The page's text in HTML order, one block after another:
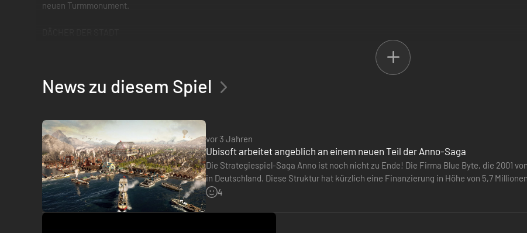
neuen Turmmonument.
Ändere mit dem Bau der ersten Wolkenkratzer das Antlitz deines Reiches für immer und halte deine anspruchsvollen Investoren
Zusätzlich erhältst du drei exklusive Ornamente im Stil der neuen Inhalte, die ab heute verfügbar sind.
News zu diesem Spiel
vor 3 Jahren
Ubisoft arbeitet angeblich an einem neuen Teil der Anno-Saga
Die Strategiespiel-Saga Anno ist noch nicht zu Ende! Die Firma Blue Byte, die 2001
in Deutschland. Diese Struktur hat kürzlich eine Finanzierung in Höhe von 5,7
berichtet in einem…
4